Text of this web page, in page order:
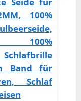
100%
100%
Band für
Schlaf